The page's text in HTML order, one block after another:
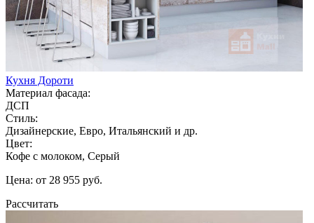
Кухня Дороти
Материал фасада:
ДСП
Стиль:
Дизайнерские, Евро, Итальянский и др.
Цвет:
Кофе с молоком, Серый
Цена: от 28 955 руб.
Рассчитать